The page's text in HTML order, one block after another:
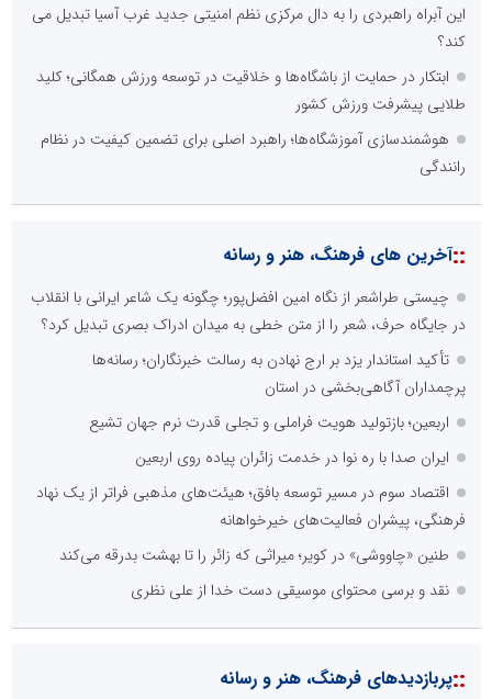
این آبراه راهبردی را به دال مرکزی نظم امنیتی جدید غرب آسیا تبدیل می
کند؟
ابتکار در حمایت از باشگاه‌ها و خلاقیت در توسعه ورزش همگانی؛ کلید
طلایی پیشرفت ورزش کشور
هوشمندسازی آموزشگاه‌ها؛ راهبرد اصلی برای تضمین کیفیت در نظام
رانندگی
::آخرین های فرهنگ، هنر و رسانه
چیستی طراشعر از نگاه امین افضل‌پور؛ چگونه یک شاعر ایرانی با انقلاب
در جایگاه حرف، شعر را از متن خطی به میدان ادراک بصری تبدیل کرد؟
تأکید استاندار یزد بر ارج نهادن به رسالت خبرنگاران؛ رسانه‌ها
پرچمداران آگاهی‌بخشی در استان
اربعین؛ بازتولید هویت فراملی و تجلی قدرت نرم جهان تشیع
ایران صدا با ره نوا در خدمت زائران پیاده روی اربعین
اقتصاد سوم در مسیر توسعه بافق؛ هیئت‌های مذهبی فراتر از یک نهاد
فرهنگی، پیشران فعالیت‌های خیرخواهانه
طنین «چاووشی» در کویر؛ میراثی که زائر را تا بهشت بدرقه می‌کند
نقد و برسی محتوای موسیقی دست خدا از علی نظری
::پربازدیدهای فرهنگ، هنر و رسانه